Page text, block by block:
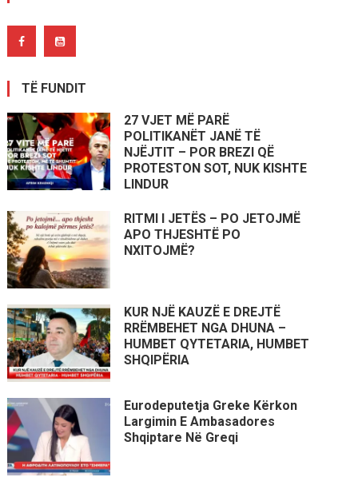
TË FUNDIT
27 VJET MË PARË
POLITIKANËT JANË TË
NJËJTIT – POR BREZI QË
PROTESTON SOT, NUK KISHTE
LINDUR
RITMI I JETËS – PO JETOJMË
APO THJESHTË PO
NXITOJMË?
KUR NJË KAUZË E DREJTË
RRËMBEHET NGA DHUNA –
HUMBET QYTETARIA, HUMBET
SHQIPËRIA
Eurodeputetja Greke Kërkon
Largimin E Ambasadores
Shqiptare Në Greqi